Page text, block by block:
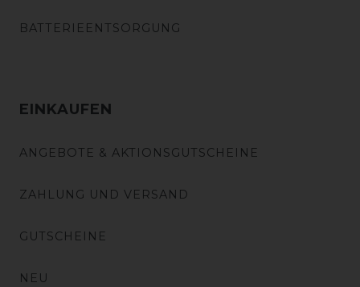
BATTERIEENTSORGUNG
EINKAUFEN
ANGEBOTE & AKTIONSGUTSCHEINE
ZAHLUNG UND VERSAND
GUTSCHEINE
NEU